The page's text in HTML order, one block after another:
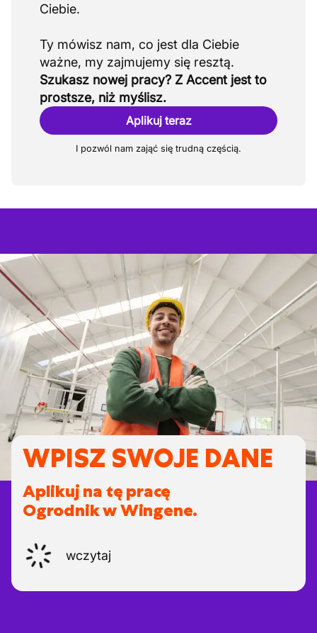
Ciebie.
Ty mówisz nam, co jest dla Ciebie
Szukasz nowej pracy? Z Accent jest to
prostsze, niż myślisz.
Aplikuj teraz
I pozwól nam zająć się trudną częścią.
WPISZ SWOJE DANE
Aplikuj na tę pracę
Ogrodnik w Wingene.
wczytaj